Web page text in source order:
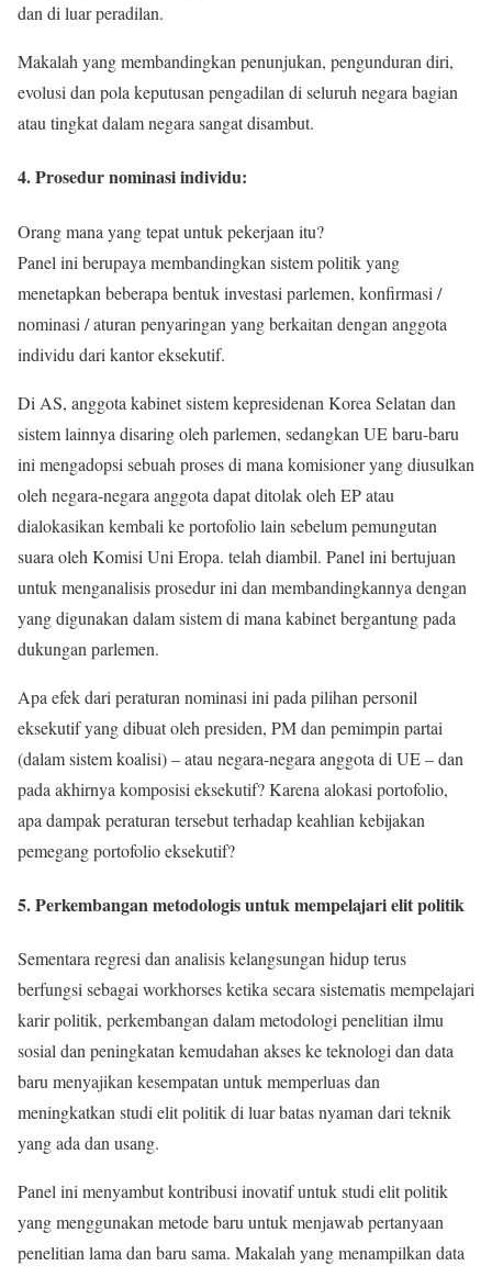
dan di luar peradilan.
Makalah yang membandingkan penunjukan, pengunduran diri,
evolusi dan pola keputusan pengadilan di seluruh negara bagian
atau tingkat dalam negara sangat disambut.
4. Prosedur nominasi individu:
Orang mana yang tepat untuk pekerjaan itu?
Panel ini berupaya membandingkan sistem politik yang
menetapkan beberapa bentuk investasi parlemen, konfirmasi /
nominasi / aturan penyaringan yang berkaitan dengan anggota
individu dari kantor eksekutif.
Di AS, anggota kabinet sistem kepresidenan Korea Selatan dan
sistem lainnya disaring oleh parlemen, sedangkan UE baru-baru
ini mengadopsi sebuah proses di mana komisioner yang diusulkan
oleh negara-negara anggota dapat ditolak oleh EP atau
dialokasikan kembali ke portofolio lain sebelum pemungutan
suara oleh Komisi Uni Eropa. telah diambil. Panel ini bertujuan
untuk menganalisis prosedur ini dan membandingkannya dengan
yang digunakan dalam sistem di mana kabinet bergantung pada
dukungan parlemen.
Apa efek dari peraturan nominasi ini pada pilihan personil
eksekutif yang dibuat oleh presiden, PM dan pemimpin partai
(dalam sistem koalisi) – atau negara-negara anggota di UE – dan
pada akhirnya komposisi eksekutif? Karena alokasi portofolio,
apa dampak peraturan tersebut terhadap keahlian kebijakan
pemegang portofolio eksekutif?
5. Perkembangan metodologis untuk mempelajari elit politik
Sementara regresi dan analisis kelangsungan hidup terus
berfungsi sebagai workhorses ketika secara sistematis mempelajari
karir politik, perkembangan dalam metodologi penelitian ilmu
sosial dan peningkatan kemudahan akses ke teknologi dan data
baru menyajikan kesempatan untuk memperluas dan
meningkatkan studi elit politik di luar batas nyaman dari teknik
yang ada dan usang.
Panel ini menyambut kontribusi inovatif untuk studi elit politik
yang menggunakan metode baru untuk menjawab pertanyaan
penelitian lama dan baru sama. Makalah yang menampilkan data